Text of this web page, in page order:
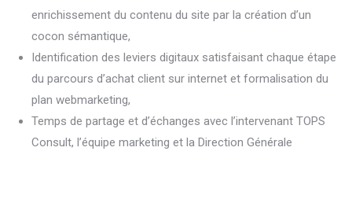
enrichissement du contenu du site par la création d’un
cocon sémantique,
Identification des leviers digitaux satisfaisant chaque étape
du parcours d’achat client sur internet et formalisation du
plan webmarketing,
Temps de partage et d’échanges avec l’intervenant TOPS
Consult, l’équipe marketing et la Direction Générale